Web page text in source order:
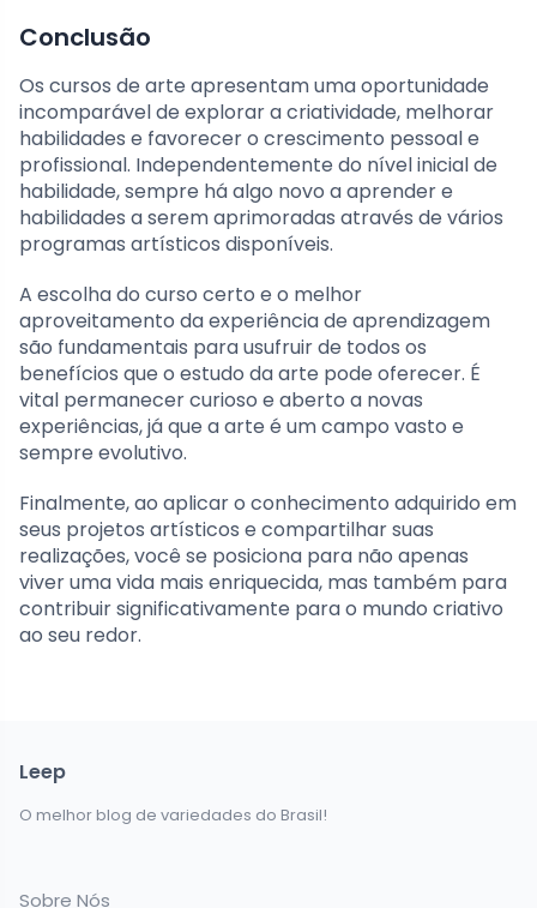
Conclusão
Os cursos de arte apresentam uma oportunidade
incomparável de explorar a criatividade, melhorar
habilidades e favorecer o crescimento pessoal e
profissional. Independentemente do nível inicial de
habilidade, sempre há algo novo a aprender e
habilidades a serem aprimoradas através de vários
programas artísticos disponíveis.
A escolha do curso certo e o melhor
aproveitamento da experiência de aprendizagem
são fundamentais para usufruir de todos os
benefícios que o estudo da arte pode oferecer. É
vital permanecer curioso e aberto a novas
experiências, já que a arte é um campo vasto e
sempre evolutivo.
Finalmente, ao aplicar o conhecimento adquirido em
seus projetos artísticos e compartilhar suas
realizações, você se posiciona para não apenas
viver uma vida mais enriquecida, mas também para
contribuir significativamente para o mundo criativo
ao seu redor.
Leep
O melhor blog de variedades do Brasil!
Sobre Nós